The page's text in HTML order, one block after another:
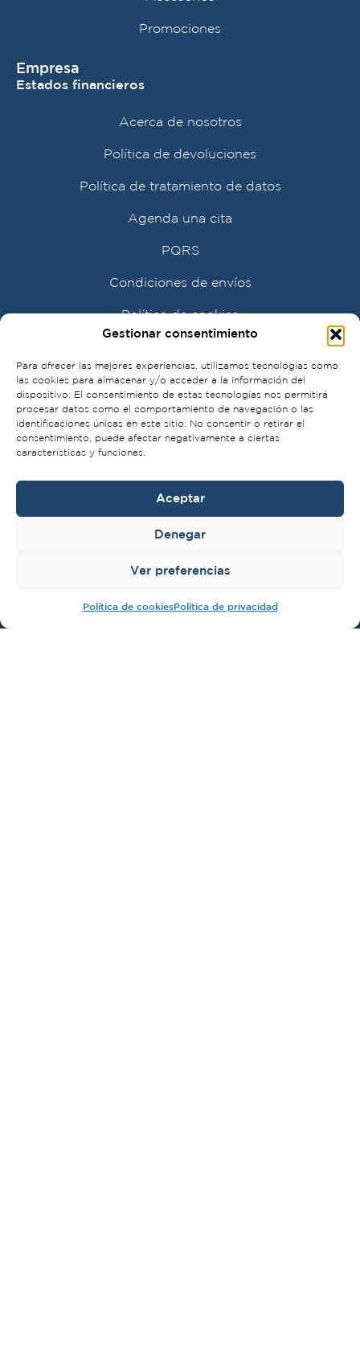
Gestionar consentimiento
Para ofrecer las mejores experiencias, utilizamos tecnologías como
las cookies para almacenar y/o acceder a la información del
dispositivo. El consentimiento de estas tecnologías nos permitirá
procesar datos como el comportamiento de navegación o las
identificaciones únicas en este sitio. No consentir o retirar el
consentimiento, puede afectar negativamente a ciertas
características y funciones.
Aceptar
Denegar
Ver preferencias
Política de cookiesPolítica de privacidad
Promociones
Empresa
Estados financieros
Acerca de nosotros
Política de devoluciones
Política de tratamiento de datos
Agenda una cita
PQRS
Condiciones de envíos
Política de cookies